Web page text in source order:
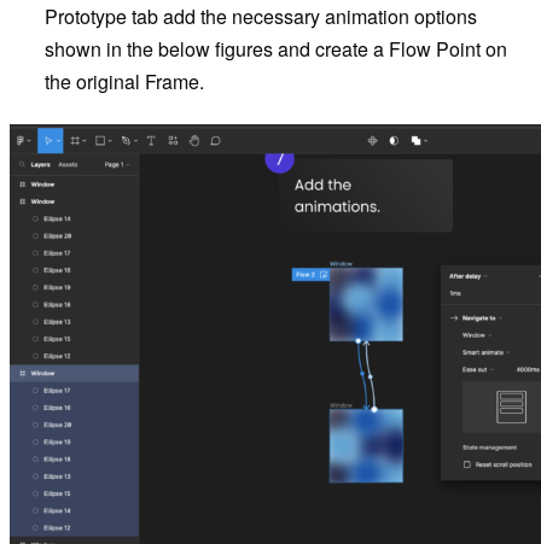
Prototype tab add the necessary animation options
shown in the below figures and create a Flow Point on
the original Frame.